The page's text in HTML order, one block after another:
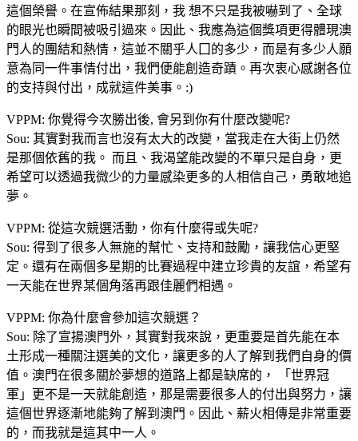
這個榮譽。在宣佈結果那刻，我 想不只是我被嚇到了、全球
的眼光也瞬間被吸引過來。因此、我應為這個獎項更得體現澳
門人的團結和熱情，這並不關乎人囗的多少，而是有多少人願
意為同一件事情付出，我們便能創造奇蹟。再次衷心感謝各位
的支持與付出，成就這件美事。:)
VPPM: 你覺得今次勝出後, 會另到你有什麼改變呢?
Sou: 其實對我而言也沒有太大的改變，當我走在大街上仍然
是那個依舊的我。 而且、我渴望能改變的不單只是自身，更
希望可以透過我微少的力量感染更多的人相信自己，勇敢地追
夢。
VPPM: 從這次競選活動，你有什麼得或失呢?
Sou: 得到了很多人無施的幫忙、支持和鼓勵，讓我信心更堅
定。還有在兩個多星期的比賽過程中建立珍貴的友誼，希望有
一天能在世界某個角落再跟佳麗們相遇。
VPPM: 你為什麼會參加這次競選？
Sou: 除了宣揚澳門外，其實對我來說，更重要是首先能在本
土形成一種關注選美的文化，讓更多的人了解到我們自身的價
值。澳門在很多關於夢想的道路上都是缺席的， 「世界冠
軍」更不是一天就能創造，那是需要很多人的付出與努力，讓
這個世界逐漸地能夠了解到澳門。因此、薪火相傳是非常重要
的，而我就是這其中一人。